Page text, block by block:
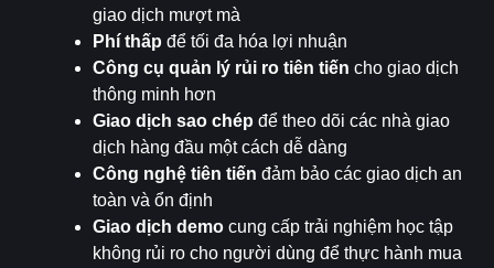
giao dịch mượt mà
Phí thấp để tối đa hóa lợi nhuận
Công cụ quản lý rủi ro tiên tiến cho giao dịch
thông minh hơn
Giao dịch sao chép để theo dõi các nhà giao
dịch hàng đầu một cách dễ dàng
Công nghệ tiên tiến đảm bảo các giao dịch an
toàn và ổn định
Giao dịch demo cung cấp trải nghiệm học tập
không rủi ro cho người dùng để thực hành mua